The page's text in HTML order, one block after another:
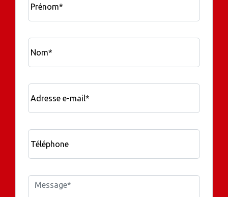
Prénom*
Nom*
Adresse e-mail*
Téléphone